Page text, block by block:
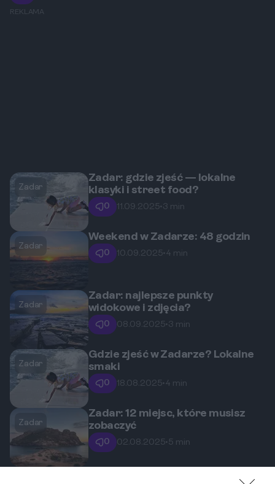
rozgrywający się każdego dnia na jego nadmorskiej
REKLAMA
Zadar
Zadar: gdzie zjeść — lokalne
klasyki i street food?
0 11.09.2025• 3 min
Zadar
Weekend w Zadarze: 48 godzin
0 10.09.2025• 4 min
Zadar
Zadar: najlepsze punkty
widokowe i zdjęcia?
0 08.09.2025• 3 min
Zadar
Gdzie zjeść w Zadarze? Lokalne
smaki
0 18.08.2025• 4 min
Zadar
Zadar: 12 miejsc, które musisz
zobaczyć
0 02.08.2025• 5 min